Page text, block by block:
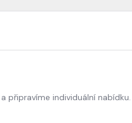
připravíme individuální nabídku.